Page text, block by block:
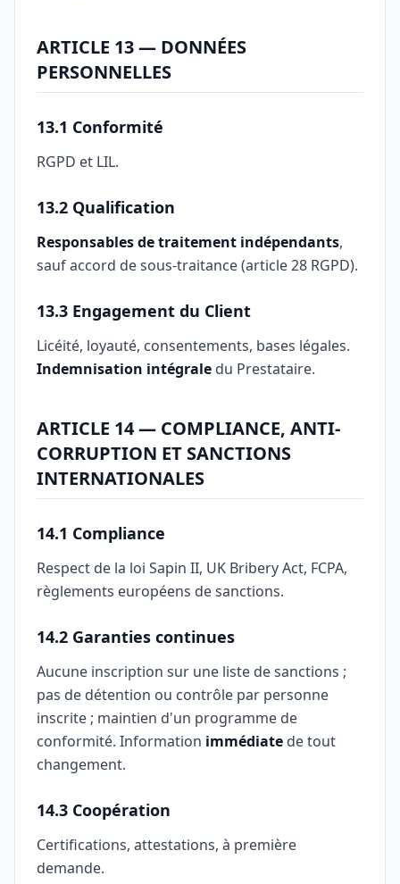
ARTICLE 13 — DONNÉES
PERSONNELLES
13.1 Conformité
RGPD et LIL.
13.2 Qualification
Responsables de traitement indépendants,
sauf accord de sous-traitance (article 28 RGPD).
13.3 Engagement du Client
Licéité, loyauté, consentements, bases légales.
Indemnisation intégrale du Prestataire.
ARTICLE 14 — COMPLIANCE, ANTI-
CORRUPTION ET SANCTIONS
INTERNATIONALES
14.1 Compliance
Respect de la loi Sapin II, UK Bribery Act, FCPA,
règlements européens de sanctions.
14.2 Garanties continues
Aucune inscription sur une liste de sanctions ;
pas de détention ou contrôle par personne
inscrite ; maintien d'un programme de
conformité. Information immédiate de tout
changement.
14.3 Coopération
Certifications, attestations, à première
demande.